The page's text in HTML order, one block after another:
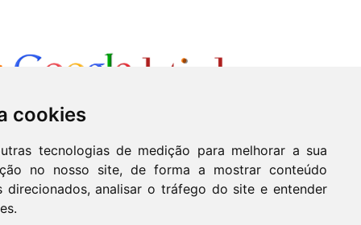
cookies
tecnologias de medição para melhorar a sua
no nosso site, de forma a mostrar conteúdo
direcionados, analisar o tráfego do site e entender